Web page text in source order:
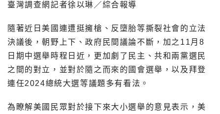
臺灣調查網記者徐以琳／綜合報導
隨著近日美國連遭挺擁槍、反墮胎等撕裂社會的立法
決議後，朝野上下、政府民間議論不斷，加之11月8
日期中選舉時程日近，更加劇了民主、共和兩黨選民
之間的對立，並對於隨之而來的國會選舉，以及拜登
連任2024總統大選等議題多有看法。
為瞭解美國民眾對於接下來大小選舉的意見表示，美